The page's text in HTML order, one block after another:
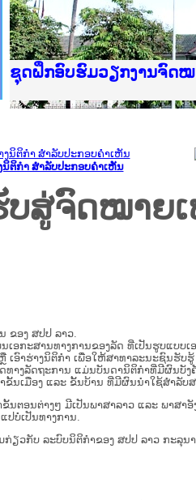
Ministry of Justice Lao
ເຜີຍແຜ່ວັບໄຊຈົດໝາຍເຫດ
ກະຊວງຍຸຕິທຳ
ຊຸດຝຶກອົບຮົມວຽກງານຈົດໝ
ກອງປະຊຸມທົບທວນຄືນການ
ຝຶກອົບຮົມ ຜູ່ປະສານງານວ
ຝຶກອົບຮົມ ຜູ່ປະສານງານວ
ເຜີຍແຜ່ແອັບກົດໝາຍລາວ
ເຜີຍແຜ່ແອັບກົດໝາຍລາວ
ຍົກລະດັບວຽກງານຈົດໝາຍ
ຊຸດຝຶກອົບຮົມວຽກງານຈົດໝ
ນິຕິກໍາ ສໍາລັບປະກອບຄໍາເຫັນ
ສູ່ຈົດໝາຍເ
ຂອງ ສປປ ລາວ.
ກະ​ສານ​ທາງ​ການ​ຂອງ​ລັດ ທີ່​ເປັນ​ຮູບ​ແບບ​ເ
ເອົາຮ່າງນິຕິກໍາ ເພື່ອໃຫ້​ສາ​ທາ​ລະ​ນະ​ຊົນ​ຮັບ​
ທາງ​ລັດ​ຖະ​ການ ​ແມ່ນ​ບັນ​ດາ​ນິ​ຕິ​ກຳ​ທີ່​ມີ​ຜົນ​ບັ
ນ​ເມືອງ ແລະ ຂັ້ນ​ບ້ານ ​ທີ່​ມີ​ຜົນ​ນຳ​ໃຊ້​ສຳ​ລັບ​
ນຕອນຕ່າງໆ ມີເປັນພາສາລາວ ແລະ ພາສາ
ບໍ່ເປັນທາງການ.
ກ່ຽວກັບ ລະບົບນິຕິກຳຂອງ ສປປ ລາວ ກະລຸນ